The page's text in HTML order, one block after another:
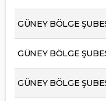
GÜNEY BÖLGE
GÜNEY BÖLGE
GÜNEY BÖLGE